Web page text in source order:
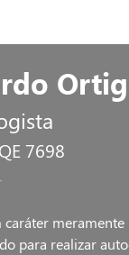
7698
caráter
para realizar